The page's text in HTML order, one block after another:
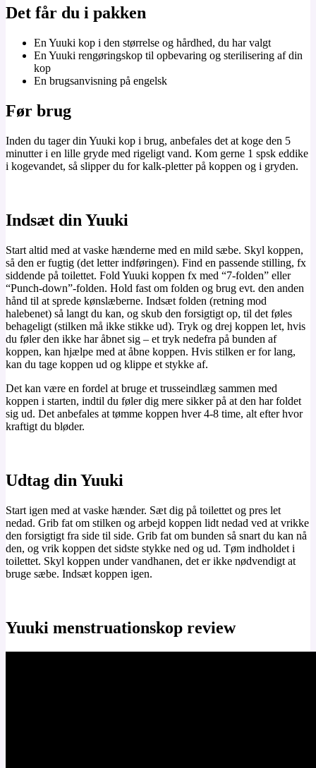
Det får du i pakken
En Yuuki kop i den størrelse og hårdhed, du har valgt
En Yuuki rengøringskop til opbevaring og sterilisering af din
kop
En brugsanvisning på engelsk
Før brug
Inden du tager din Yuuki kop i brug, anbefales det at koge den 5
minutter i en lille gryde med rigeligt vand. Kom gerne 1 spsk eddike
i kogevandet, så slipper du for kalk-pletter på koppen og i gryden.
Indsæt din Yuuki
Start altid med at vaske hænderne med en mild sæbe. Skyl koppen,
så den er fugtig (det letter indføringen). Find en passende stilling, fx
siddende på toilettet. Fold Yuuki koppen fx med “7-folden” eller
“Punch-down”-folden. Hold fast om folden og brug evt. den anden
hånd til at sprede kønslæberne. Indsæt folden (retning mod
halebenet) så langt du kan, og skub den forsigtigt op, til det føles
behageligt (stilken må ikke stikke ud). Tryk og drej koppen let, hvis
du føler den ikke har åbnet sig – et tryk nedefra på bunden af
koppen, kan hjælpe med at åbne koppen. Hvis stilken er for lang,
kan du tage koppen ud og klippe et stykke af.
Det kan være en fordel at bruge et trusseindlæg sammen med
koppen i starten, indtil du føler dig mere sikker på at den har foldet
sig ud. Det anbefales at tømme koppen hver 4-8 time, alt efter hvor
kraftigt du bløder.
Udtag din Yuuki
Start igen med at vaske hænder. Sæt dig på toilettet og pres let
nedad. Grib fat om stilken og arbejd koppen lidt nedad ved at vrikke
den forsigtigt fra side til side. Grib fat om bunden så snart du kan nå
den, og vrik koppen det sidste stykke ned og ud. Tøm indholdet i
toilettet. Skyl koppen under vandhanen, det er ikke nødvendigt at
bruge sæbe. Indsæt koppen igen.
Yuuki menstruationskop review